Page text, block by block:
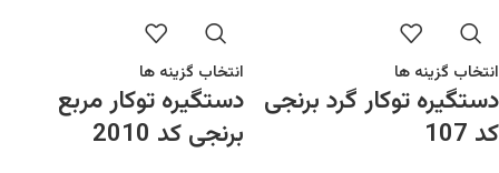
انتخاب گزینه ها
دستگیره توکار گرد برنجی
کد 107
انتخاب گزینه ها
دستگیره توکار مربع
برنجی کد 2010